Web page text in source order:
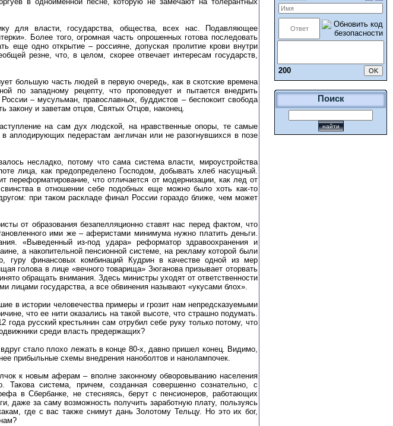
для власти, государства, общества, всех нас. Подавляющее
Более того, огромная часть опрошенных готова последовать
еще одно открытие – россияне, допуская пролитие крови внутри
резне, что, в целом, скорее отвечает интересам государств,
большую часть людей в первую очередь, как в скотские времена
по западному рецепту, что проповедует и пытается внедрить
– мусульман, православных, буддистов – беспокоит свобода
закону и заветам отцов, Святых Отцов, наконец.
на сам дух людской, на нравственные опоры, те самые
педерастам англичан или не разогнувшихся в позе
несладко, потому что сама система власти, мироустройства
лица, как предопределено Господом, добывать хлеб насущный.
переформатирование, что отличается от модернизации, как лед от
в отношении себе подобных еще можно было хоть как-то
при таком раскладе финал России гораздо ближе, чем может
от образования безапелляционно ставят нас перед фактом, что
ими же – аферистами минимума нужно платить деньги.
«Выведенный из-под удара» реформатор здравоохранения и
а накопительной пенсионной системе, на рекламу которой были
гуру финансовых комбинаций Кудрин в качестве одной из мер
голова в лице «вечного товарища» Зюганова призывает оторвать
обращать внимания. Здесь министры уходят от ответственности
лицами государства, а все обвинения называют «укусами блох».
в истории человечества примеры и грозит нам непредсказуемыми
что ее нити оказались на такой высоте, что страшно подумать.
русский крестьянин сам отрубил себе руку только потому, что
среди власть предержащих?
стало плохо лежать в конце 80-х, давно пришел конец. Видимо,
прибыльные схемы внедрения наноболтов и нанолампочек.
к новым аферам – вполне законному обворовыванию населения
система, причем, созданная совершенно сознательно, с
в Сбербанке, не стесняясь, берут с пенсионеров, работающих
даже за саму возможность получить заработную плату, пользуясь
где с вас также снимут дань Золотому Тельцу. Но это их бог,
200
Поиск